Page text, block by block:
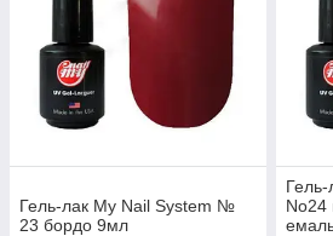
Гель-лак My Nail System №
23 бордо 9мл
No24